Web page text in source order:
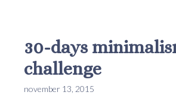
30-days
challenge
november 13, 2015